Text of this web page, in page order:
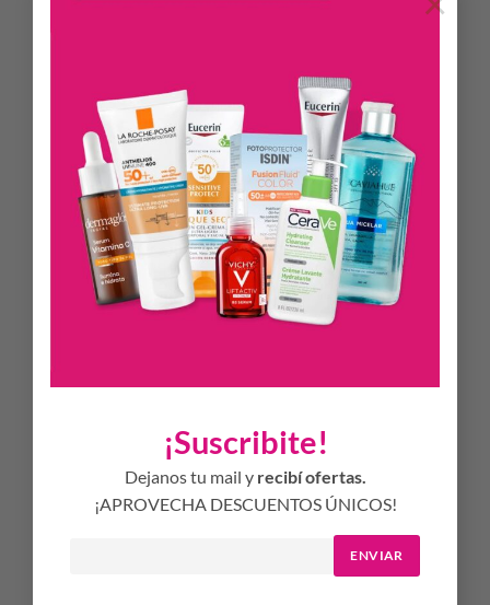
¡Suscribite!
Dejanos tu mail y recibí ofertas.
¡APROVECHA DESCUENTOS ÚNICOS!
ENVIAR
sensación de hidratación inmediata y frescura en la piel que
Spectral Technology combina filtros UVA y UVB de banda
ancha y fotoestables1 para una protección UV muy alta con
Licochalcona A para neutralizar los radicales libres causados
por la luz UV y HEVIS. Sun Face Hydro-Fluid FPS 50+
también incluye Ácido Glicirretínico, que favorece el
mecanismo de reparación propio de la piel.
Con fragancia, y con una fórmula ultra ligera, no deja
sensación grasa y de rápida absorción sin deja residuos
después de su uso, Eucerin Sun Face Hydro-Fluid FPS 50+ ha
demostrado clínica y dermatológicamente que es muy bien
tolerado por todos los tipos de piel, incluida la piel sensible.
0% grasoso
0% pegajoso